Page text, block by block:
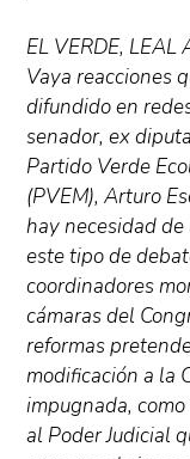
EL VERDE, LEAL
Vaya reacciones
difundido en
senador, ex
Partido Verde
(PVEM), Arturo
hay necesidad
este tipo de
coordinadores
cámaras del
reformas
modificación a la
impugnada,
al Poder Judicial